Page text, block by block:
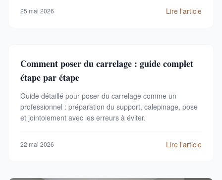
25 mai 2026 Lire l'article
Comment poser du carrelage : guide complet
étape par étape
Guide détaillé pour poser du carrelage comme un
professionnel : préparation du support, calepinage, pose
et jointoiement avec les erreurs à éviter.
22 mai 2026 Lire l'article